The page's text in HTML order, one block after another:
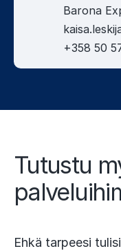
Barona
+358 50
Tutustu
Ehkä tarpeesi